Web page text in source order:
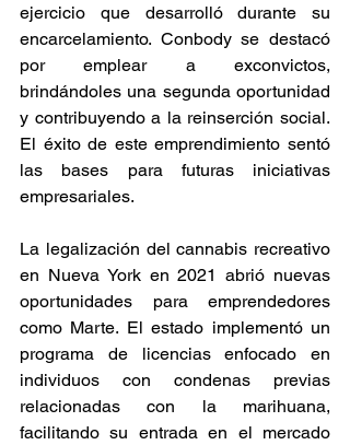
ejercicio que desarrolló durante su
encarcelamiento. Conbody se destacó
por emplear a exconvictos,
brindándoles una segunda oportunidad
y contribuyendo a la reinserción social.
El éxito de este emprendimiento sentó
las bases para futuras iniciativas
empresariales.
La legalización del cannabis recreativo
en Nueva York en 2021 abrió nuevas
oportunidades para emprendedores
como Marte. El estado implementó un
programa de licencias enfocado en
individuos con condenas previas
relacionadas con la marihuana,
facilitando su entrada en el mercado